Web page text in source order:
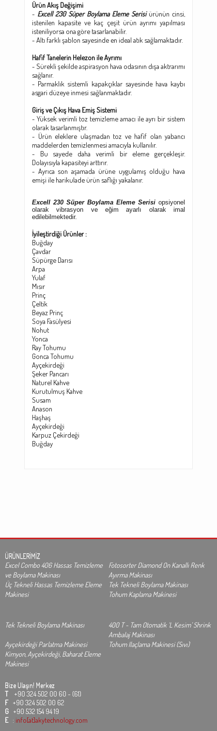
Ürün Akış Değişimi
- Excell 230 Süper Boylama Eleme Serisi ürünün cinsi,
istenilen kapasite ve kaç çeşit ürün ayrımı yapılması
isteniliyorsa ona göre tasarlanabilir.
- Altı farklı şablon sayesinde en ideal atık sağlamaktadır.
Hafif Tanelerin Helezon ile Ayrımı
- Sürekli şekilde aspirasyon hava odasının dışa aktrarımı
sağlanır.
- Parmaklık sistemli kapakçıklar sayesinde hava kaybı
asgari düzeye inmesi sağlanmaktadır.
Giriş ve Çıkış Hava Emiş Sistemi
- Yüksek verimli toz temizleme amacı ile ayrı bir sistem
olarak tasarlanmıştır.
- Ürün eleklere ulaşmadan toz ve hafif olan yabancı
maddelerden temizlenmesi amacıyla kullanılır.
- Bu sayede daha verimli bir eleme gerçekleşir.
Dolayısıyla kapasiteyi arttırır.
- Ayrıca son aşamada ürüne uygulamış olduğu hava
emişi ile harikulade ürün saflığı yakalanır.
Excell 230 Süper Boylama Eleme Serisi opsiyonel
olarak vibrasyon ve eğim ayarlı olarak imal
edilebilmektedir.
İyileştirdiği Ürünler :
Buğday
Çavdar
Süpürge Darısı
Arpa
Yulaf
Mısır
Prinç
Çeltik
Beyaz Prinç
Soya Fasülyesi
Nohut
Yonca
Ray Tohumu
Gonca Tohumu
Ayçekirdeği
Şeker Pancarı
Naturel Kahve
Kurutulmuş Kahve
Susam
Anason
Haşhaş
Ayçekirdeği
Karpuz Çekirdeği
Buğday
ÜRÜNLERİMİZ
Excel Combo 406 Hassas Temizleme
ve Boylama Makinası
Fotosorter Diamond On Kanallı Renk
Ayırma Makinası
Üç Tekneli Hassas Temizleme Eleme
Makinesi
Tek Tekneli Boylama Makinası
Tohum Kaplama Makinesi
Tek Tekneli Boylama Makinası
400 T - Tam Otomatik ‘L Kesim’ Shrink
Ambalaj Makinası
Ayçekirdeği Parlatma Makinesi
Tohum Ilaçlama Makinesi (Sıvı)
Kimyon, Ayçekirdeği, Baharat Eleme
Makinesi
Bize Ulaşın! Merkez
T +90 324 502 00 60 - (61)
F +90 324 502 00 62
G +90 532 154 94 19
E : info[at]akytechnology.com